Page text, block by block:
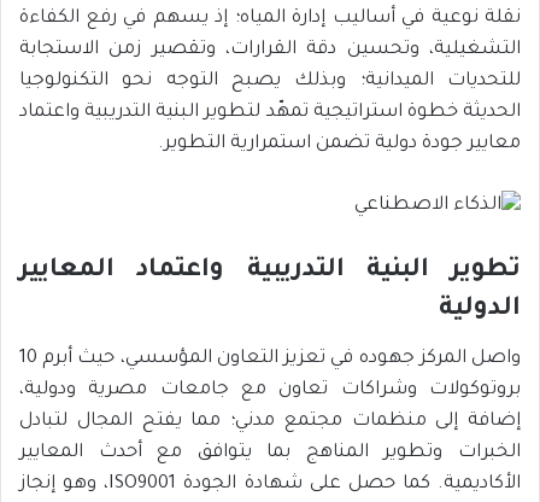
نقلة نوعية في أساليب إدارة المياه؛ إذ يسهم في رفع الكفاءة
التشغيلية، وتحسين دقة القرارات، وتقصير زمن الاستجابة
للتحديات الميدانية؛ وبذلك يصبح التوجه نحو التكنولوجيا
الحديثة خطوة استراتيجية تمهّد لتطوير البنية التدريبية واعتماد
معايير جودة دولية تضمن استمرارية التطوير.
تطوير البنية التدريبية واعتماد المعايير
الدولية
واصل المركز جهوده في تعزيز التعاون المؤسسي، حيث أبرم 10
بروتوكولات وشراكات تعاون مع جامعات مصرية ودولية،
إضافة إلى منظمات مجتمع مدني؛ مما يفتح المجال لتبادل
الخبرات وتطوير المناهج بما يتوافق مع أحدث المعايير
الأكاديمية. كما حصل على شهادة الجودة ISO9001، وهو إنجاز